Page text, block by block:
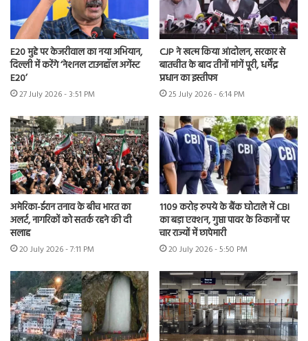
E20 मुद्दे पर केजरीवाल का नया अभियान,
दिल्ली में करेंगे ‘नेशनल टाउनहॉल अगेंस्ट
E20’
27 July 2026 - 3:51 PM
CJP ने खत्म किया आंदोलन, सरकार से
बातचीत के बाद तीनों मांगें पूरी, धर्मेंद्र
प्रधान का इस्तीफा
25 July 2026 - 6:14 PM
अमेरिका-ईरान तनाव के बीच भारत का
अलर्ट, नागरिकों को सतर्क रहने की दी
सलाह
20 July 2026 - 7:11 PM
1109 करोड़ रुपये के बैंक घोटाले में CBI
का बड़ा एक्शन, गुप्ता पावर के ठिकानों पर
चार राज्यों में छापेमारी
20 July 2026 - 5:50 PM